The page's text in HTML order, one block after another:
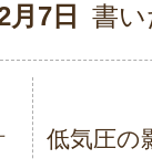
月7日 書
低気圧の